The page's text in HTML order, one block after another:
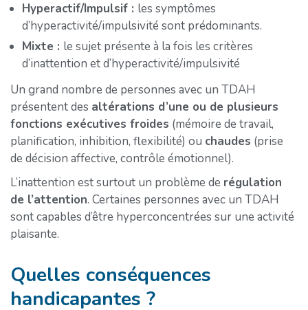
Hyperactif/Impulsif : les symptômes
d’hyperactivité/impulsivité sont prédominants.
Mixte : le sujet présente à la fois les critères
d’inattention et d’hyperactivité/impulsivité
Un grand nombre de personnes avec un TDAH
présentent des altérations d’une ou de plusieurs
fonctions exécutives froides (mémoire de travail,
planification, inhibition, flexibilité) ou chaudes (prise
de décision affective, contrôle émotionnel).
L’inattention est surtout un problème de régulation
de l’attention. Certaines personnes avec un TDAH
sont capables d’être hyperconcentrées sur une activité
plaisante.
Quelles conséquences
handicapantes ?